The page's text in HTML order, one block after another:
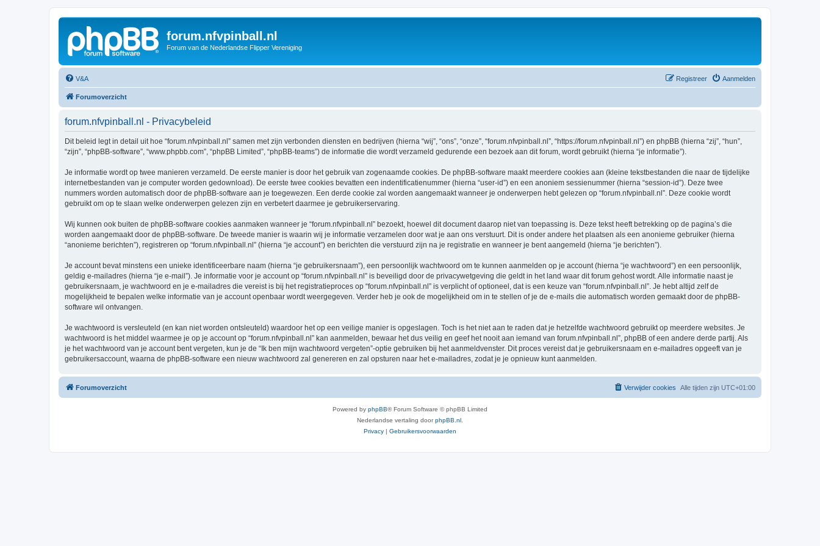
forum.nfvpinball.nl
Forum van de Nederlandse Flipper Vereniging
V&A Aanmelden
Registreer
Forumoverzicht
forum.nfvpinball.nl - Privacybeleid
Dit beleid legt in detail uit hoe “forum.nfvpinball.nl” samen met zijn verbonden diensten en bedrijven (hierna “wij”, “ons”, “onze”, “forum.nfvpinball.nl”, “https://forum.nfvpinball.nl”) en phpBB (hierna “zij”, “hun”,
“zijn”, “phpBB-software”, “www.phpbb.com”, “phpBB Limited”, “phpBB-teams”) de informatie die wordt verzameld gedurende een bezoek aan dit forum, wordt gebruikt (hierna “je informatie”).
Je informatie wordt op twee manieren verzameld. De eerste manier is door het gebruik van zogenaamde cookies. De phpBB-software maakt meerdere cookies aan (kleine tekstbestanden die naar de tijdelijke
internetbestanden van je computer worden gedownload). De eerste twee cookies bevatten een indentificatienummer (hierna “user-id”) en een anoniem sessienummer (hierna “session-id”). Deze twee
nummers worden automatisch door de phpBB-software aan je toegewezen. Een derde cookie zal worden aangemaakt wanneer je onderwerpen hebt gelezen op “forum.nfvpinball.nl”. Deze cookie wordt
gebruikt om op te slaan welke onderwerpen gelezen zijn en verbetert daarmee je gebruikerservaring.
Wij kunnen ook buiten de phpBB-software cookies aanmaken wanneer je “forum.nfvpinball.nl” bezoekt, hoewel dit document daarop niet van toepassing is. Deze tekst heeft betrekking op de pagina’s die
worden aangemaakt door de phpBB-software. De tweede manier is waarin wij je informatie verzamelen door wat je aan ons verstuurt. Dit is onder andere het plaatsen als een anonieme gebruiker (hierna
“anonieme berichten”), registreren op “forum.nfvpinball.nl” (hierna “je account”) en berichten die verstuurd zijn na je registratie en wanneer je bent aangemeld (hierna “je berichten”).
Je account bevat minstens een unieke identificeerbare naam (hierna “je gebruikersnaam”), een persoonlijk wachtwoord om te kunnen aanmelden op je account (hierna “je wachtwoord”) en een persoonlijk,
geldig e-mailadres (hierna “je e-mail”). Je informatie voor je account op “forum.nfvpinball.nl” is beveiligd door de privacywetgeving die geldt in het land waar dit forum gehost wordt. Alle informatie naast je
gebruikersnaam, je wachtwoord en je e-mailadres die vereist is bij het registratieproces op “forum.nfvpinball.nl” is verplicht of optioneel, dat is een keuze van “forum.nfvpinball.nl”. Je hebt altijd zelf de
mogelijkheid te bepalen welke informatie van je account openbaar wordt weergegeven. Verder heb je ook de mogelijkheid om in te stellen of je de e-mails die automatisch worden gemaakt door de phpBB-
software wil ontvangen.
Je wachtwoord is versleuteld (en kan niet worden ontsleuteld) waardoor het op een veilige manier is opgeslagen. Toch is het niet aan te raden dat je hetzelfde wachtwoord gebruikt op meerdere websites. Je
wachtwoord is het middel waarmee je op je account op “forum.nfvpinball.nl” kan aanmelden, bewaar het dus veilig en geef het nooit aan iemand van forum.nfvpinball.nl”, phpBB of een andere derde partij. Als
je het wachtwoord van je account bent vergeten, kun je de “Ik ben mijn wachtwoord vergeten”-optie gebruiken bij het aanmeldvenster. Dit proces vereist dat je gebruikersnaam en e-mailadres opgeeft van je
gebruikersaccount, waarna de phpBB-software een nieuw wachtwoord zal genereren en zal opsturen naar het e-mailadres, zodat je je opnieuw kunt aanmelden.
Forumoverzicht Alle tijden zijn UTC+01:00
Verwijder cookies
Powered by phpBB® Forum Software © phpBB Limited
Nederlandse vertaling doorphpBB.nl
Privacy | Gebruikersvoorwaarden